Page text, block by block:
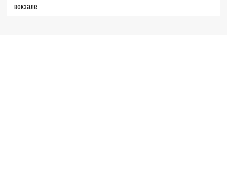
вокзале